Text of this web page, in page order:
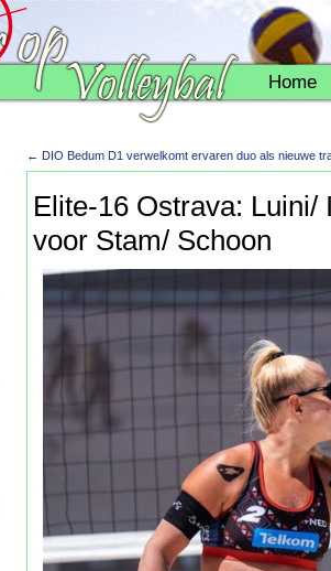
Home
← DIO Bedum D1 verwelkomt ervaren duo als nieuwe
Elite-16 Ostrava:
voor Stam/ Schoon